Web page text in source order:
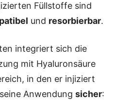
Füllstoffe sind
und resorbierbar.
integriert sich die
mit Hyaluronsäure
in den er injiziert
Anwendung sicher: